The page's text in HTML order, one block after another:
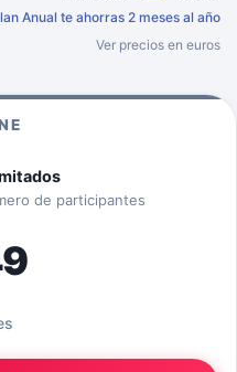
Ver precios en euros
Anual te ahorras 2 meses al año
de participantes